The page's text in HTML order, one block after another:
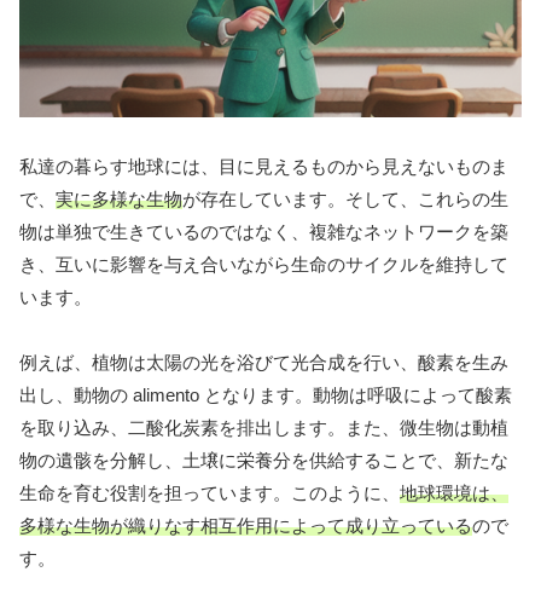
私達の暮らす地球には、目に見えるものから見えないものま
で、 実に多様な生物が存在しています。そして、これらの生
物は単独で生きているのではなく、複雑なネットワークを築
き、互いに影響を与え合いながら生命のサイクルを維持して
います。
例えば、植物は太陽の光を浴びて光合成を行い、酸素を生み
出し、動物の alimento となります。動物は呼吸によって酸素
を取り込み、二酸化炭素を排出します。また、微生物は動植
物の遺骸を分解し、土壌に栄養分を供給することで、新たな
生命を育む役割を担っています。このように、 地球環境は、
多様な生物が織りなす相互作用によって成り立っているので
す。